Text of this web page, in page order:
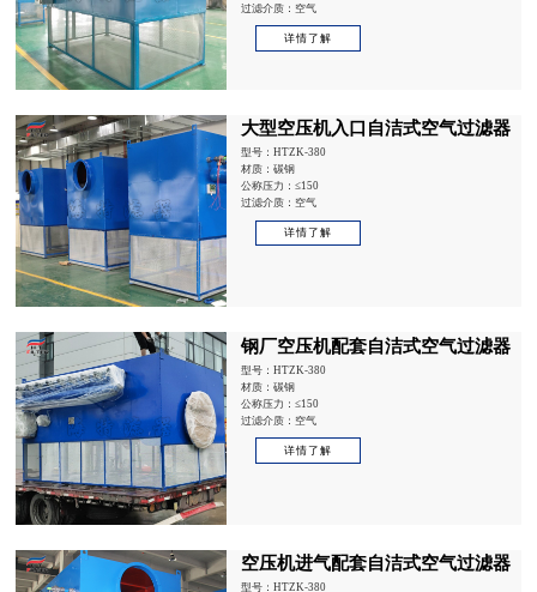
过滤介质：空气
详情了解
大型空压机入口自洁式空气过滤器
型号：HTZK-380
材质：碳钢
公称压力：≤150
过滤介质：空气
详情了解
钢厂空压机配套自洁式空气过滤器
型号：HTZK-380
材质：碳钢
公称压力：≤150
过滤介质：空气
详情了解
空压机进气配套自洁式空气过滤器
型号：HTZK-380